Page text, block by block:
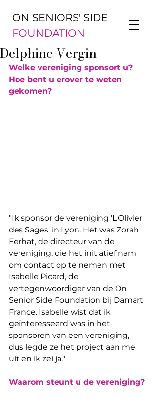
ON SENIORS' SIDE
FOUNDATION
Delphine Vergin
Welke vereniging sponsort u?
Hoe bent u erover te weten
gekomen?
"Ik sponsor de vereniging 'L'Olivier
des Sages' in Lyon. Het was Zorah
Ferhat, de directeur van de
vereniging, die het initiatief nam
om contact op te nemen met
Isabelle Picard, de
vertegenwoordiger van de On
Senior Side Foundation bij Damart
France. Isabelle wist dat ik
geïnteresseerd was in het
sponsoren van een vereniging,
dus legde ze het project aan me
uit en ik zei ja."
Waarom steunt u de vereniging?